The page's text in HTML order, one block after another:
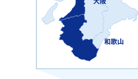
和歌山